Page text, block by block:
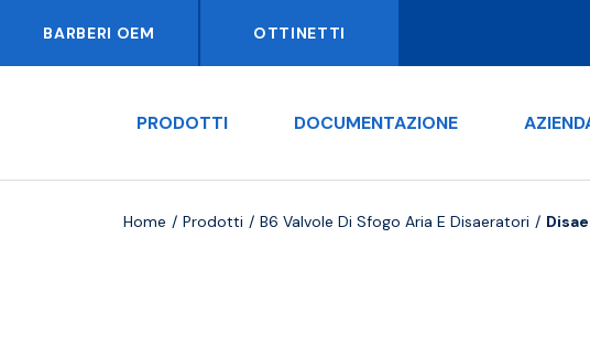
BARBERI OEM OTTINETTI
PRODOTTI DOCUMENTAZIONE
Home Prodotti B6 Valvole Di Sfogo Aria E Disaeratori